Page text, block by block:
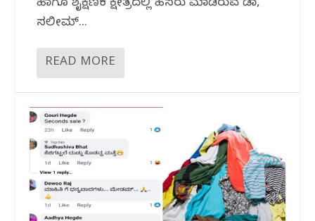
ಹಾಗೂ ಶೈಕ್ಷಣಿಕ ಕ್ಷೇತ್ರದಲ್ಲಿ ಹೆಸರು ಮಾಡಿರುವ ಡಾ,
ಸಲೀಮ್...
READ MORE